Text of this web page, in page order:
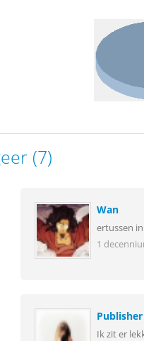
(7)
Wan
ertussen
1
Publisher
Ik zit er